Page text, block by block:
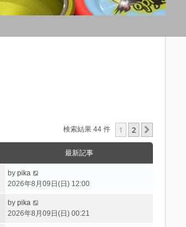
検索結果 44 件 1 2
最新記事
by pika
2026年8月09日(日) 12:00
by pika
2026年8月09日(日) 00:21